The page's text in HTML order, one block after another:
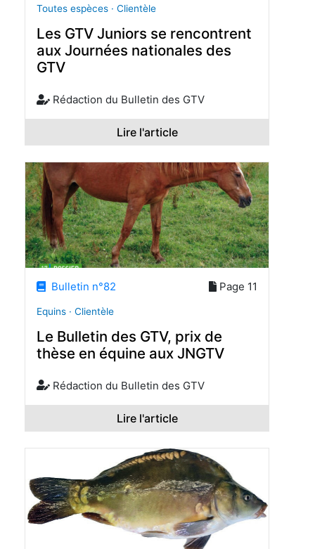
Toutes espèces · Clientèle
Les GTV Juniors se rencontrent
aux Journées nationales des
GTV
Rédaction du Bulletin des GTV
Lire l'article
Bulletin n°82 Page 11
Equins · Clientèle
Le Bulletin des GTV, prix de
thèse en équine aux JNGTV
Rédaction du Bulletin des GTV
Lire l'article